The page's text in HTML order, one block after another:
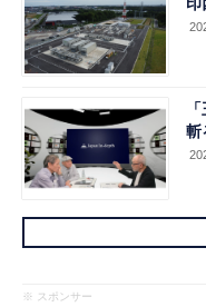
斬
※ スポンサー